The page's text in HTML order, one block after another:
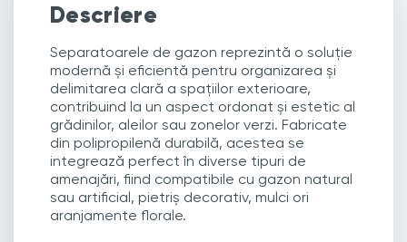
Descriere
Separatoarele de gazon reprezintă o soluție
modernă și eficientă pentru organizarea și
delimitarea clară a spațiilor exterioare,
contribuind la un aspect ordonat și estetic al
grădinilor, aleilor sau zonelor verzi. Fabricate
din polipropilenă durabilă, acestea se
integrează perfect în diverse tipuri de
amenajări, fiind compatibile cu gazon natural
sau artificial, pietriș decorativ, mulci ori
aranjamente florale.